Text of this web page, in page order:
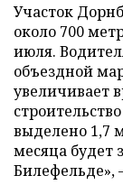
Участок
около 700
июля.
объездной
увеличивает
выделено 1,7
месяца будет
Билефельде»,